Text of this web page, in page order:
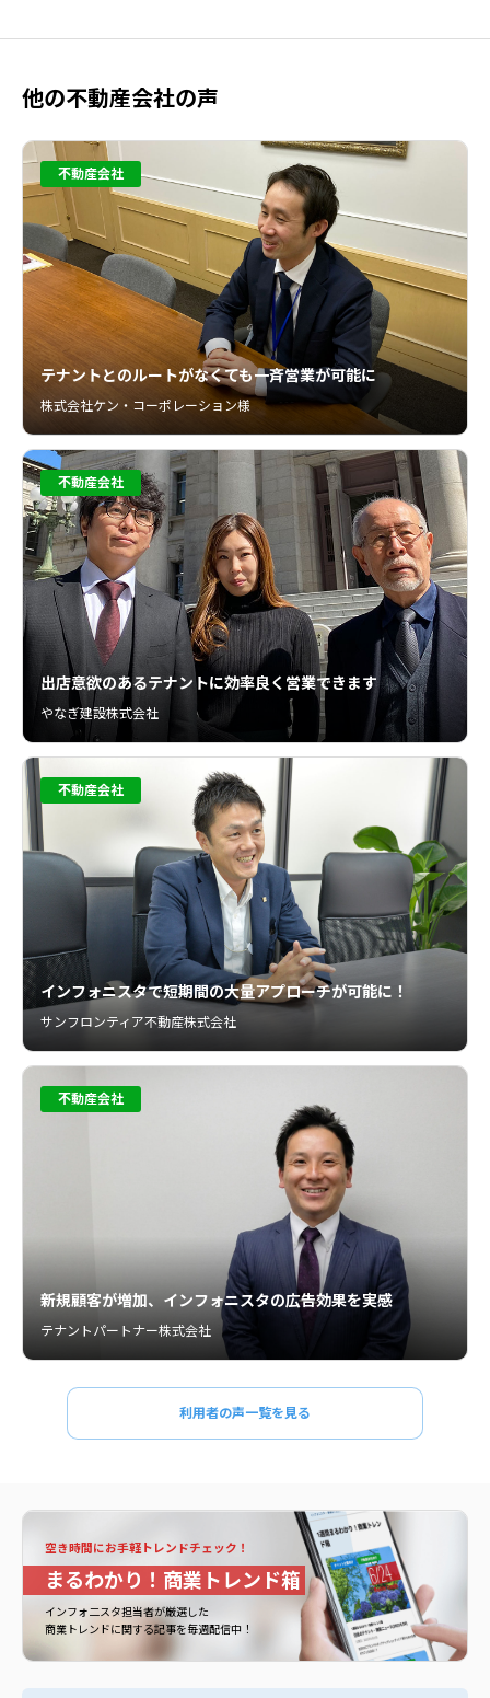
他の不動産会社の声
テナントとのルートがなくても一斉営業が可能に
株式会社ケン・コーポレーション様
不動産会社
出店意欲のあるテナントに効率良く営業できます
やなぎ建設株式会社
不動産会社
インフォニスタで短期間の大量アプローチが可能に！
サンフロンティア不動産株式会社
不動産会社
新規顧客が増加、インフォニスタの広告効果を実感
テナントパートナー株式会社
不動産会社
利用者の声一覧を見る
空き時間にお手軽トレンドチェック！
まるわかり！商業トレンド箱
インフォ二スタ担当者が厳選した
商業トレンドに関する記事を毎週配信中！